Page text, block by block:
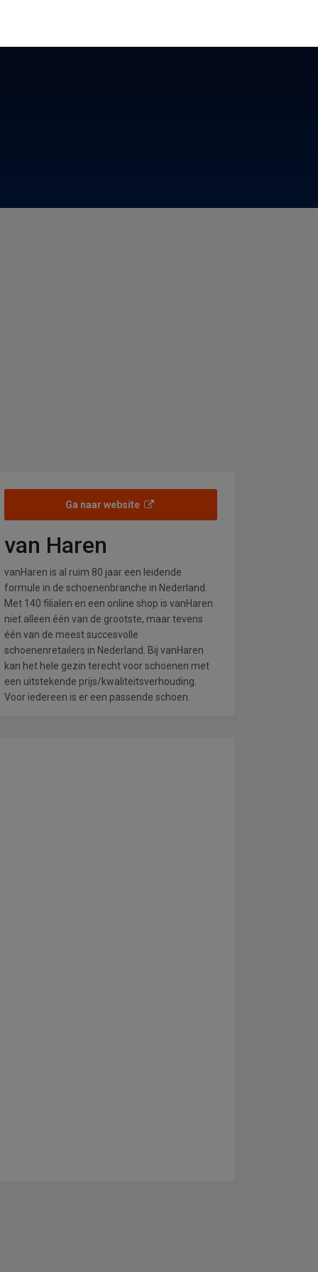
Ga naar website
van Haren
vanHaren is al ruim 80 jaar een leidende
formule in de schoenenbranche in Nederland.
Met 140 filialen en een online shop is vanHaren
niet alleen één van de grootste, maar tevens
één van de meest succesvolle
schoenenretailers in Nederland. Bij vanHaren
kan het hele gezin terecht voor schoenen met
een uitstekende prijs/kwaliteitsverhouding.
Voor iedereen is er een passende schoen.